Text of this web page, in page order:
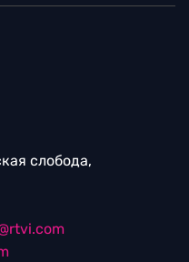
слобода,